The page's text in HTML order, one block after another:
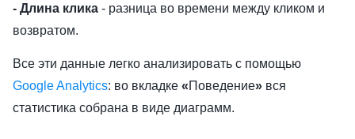
- Длина клика - разница во времени между кликом и
возвратом.
Все эти данные легко анализировать с помощью
Google Analytics: во вкладке «Поведение» вся
статистика собрана в виде диаграмм.